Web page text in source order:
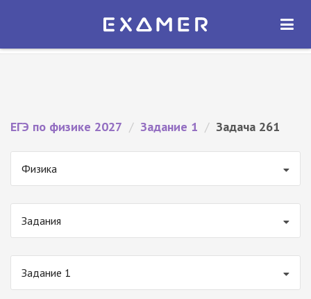
Экзамер — ЕГЭ 2027
ОТКРЫТЬ
ЕГЭ по физике 2027 / Задание 1 / Задача 261
Физика
Задания
Задание 1